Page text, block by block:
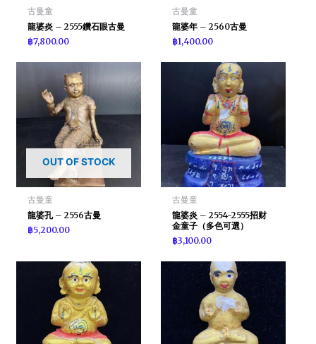
古曼童
龍婆炎 – 2555鑽石眼古曼
฿7,800.00
古曼童
龍婆年 – 2560古曼
฿1,400.00
OUT OF STOCK
古曼童
龍婆孔 – 2556古曼
฿5,200.00
古曼童
龍婆炎 – 2554-2555招财
金童子（多色可選）
฿3,100.00